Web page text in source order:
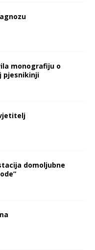
monografiju o
pjesnikinji
domoljubne